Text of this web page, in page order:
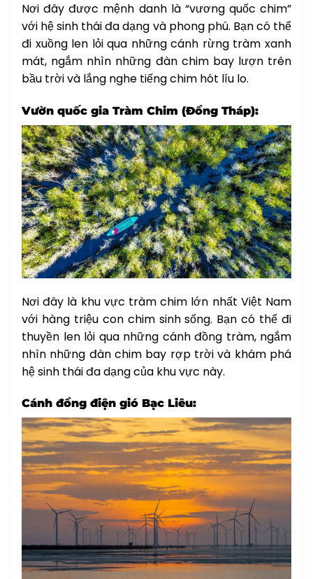
Nơi đây được mệnh danh là “vương quốc chim”
với hệ sinh thái đa dạng và phong phú. Bạn có thể
đi xuồng len lỏi qua những cánh rừng tràm xanh
mát, ngắm nhìn những đàn chim bay lượn trên
bầu trời và lắng nghe tiếng chim hót líu lo.
Vườn quốc gia Tràm Chim (Đồng Tháp):
Nơi đây là khu vực tràm chim lớn nhất Việt Nam
với hàng triệu con chim sinh sống. Bạn có thể đi
thuyền len lỏi qua những cánh đồng tràm, ngắm
nhìn những đàn chim bay rợp trời và khám phá
hệ sinh thái đa dạng của khu vực này.
Cánh đồng điện gió Bạc Liêu: